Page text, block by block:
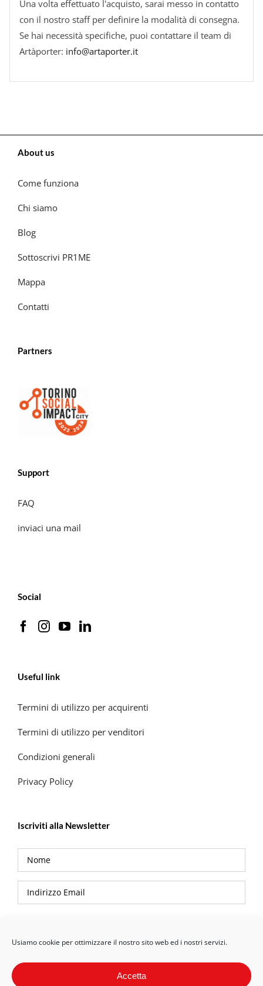
Usiamo cookie per ottimizzare il nostro sito web ed i nostri servizi.
Accetta
Una volta effettuato l'acquisto, sarai messo in contatto
con il nostro staff per definire la modalità di consegna.
Se hai necessità specifiche, puoi contattare il team di
Artàporter: info@artaporter.it
About us
Come funziona
Chi siamo
Blog
Sottoscrivi PR1ME
Mappa
Contatti
Partners
Support
FAQ
inviaci una mail
Social
Useful link
Termini di utilizzo per acquirenti
Termini di utilizzo per venditori
Condizioni generali
Privacy Policy
Iscriviti alla Newsletter